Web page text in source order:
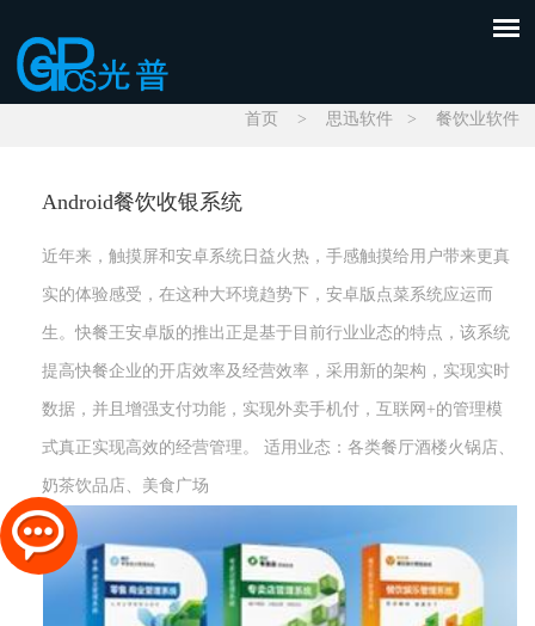
首页 > 思迅软件 > 餐饮业软件
Android餐饮收银系统
近年来，触摸屏和安卓系统日益火热，手感触摸给用户带来更真
实的体验感受，在这种大环境趋势下，安卓版点菜系统应运而
生。快餐王安卓版的推出正是基于目前行业业态的特点，该系统
提高快餐企业的开店效率及经营效率，采用新的架构，实现实时
数据，并且增强支付功能，实现外卖手机付，互联网+的管理模
式真正实现高效的经营管理。 适用业态：各类餐厅酒楼火锅店、
奶茶饮品店、美食广场